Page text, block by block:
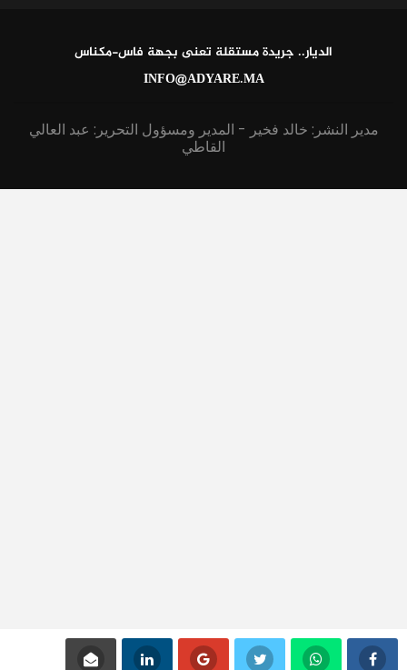
الديار.. جريدة مستقلة تعنى بجهة فاس-مكناس
INFO@ADYARE.MA
مدير النشر: خالد فخير - المدير ومسؤول التحرير: عبد العالي
القاطي